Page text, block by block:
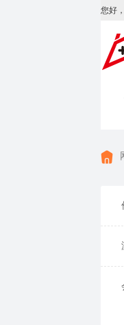
您好